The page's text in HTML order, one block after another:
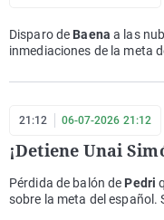
Disparo de Baenaa las
inmediaciones de la meta
21:12 06-07-2026 21:12
¡Detiene Unai
Pérdida de balón de Pedri
sobre la meta del español.